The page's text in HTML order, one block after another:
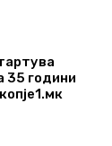
35 години